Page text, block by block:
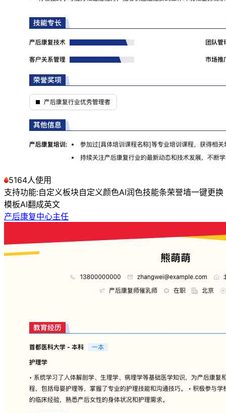
5164人使用
支持功能:自定义板块自定义颜色AI润色技能条荣誉墙一键更换
模板AI翻成英文
产后康复中心主任